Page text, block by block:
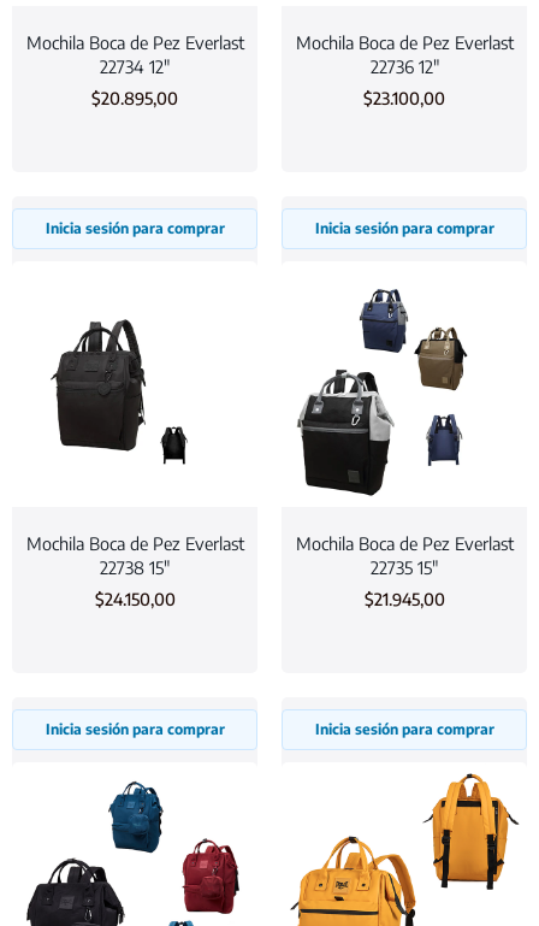
Mochila Boca de Pez Everlast
22734 12″
$20.895,00
Mochila Boca de Pez Everlast
22736 12″
$23.100,00
Inicia sesión para comprar
Mochila Boca de Pez Everlast
22738 15″
$24.150,00
Inicia sesión para comprar
Mochila Boca de Pez Everlast
22735 15″
$21.945,00
Inicia sesión para comprar Inicia sesión para comprar